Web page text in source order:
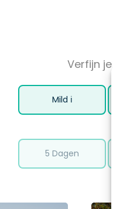
Verfijn
Mild ℹ
5 Dagen